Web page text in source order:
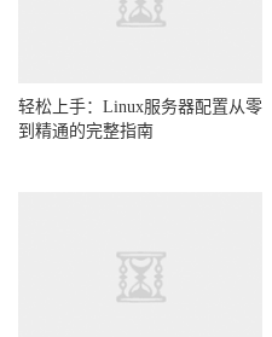
轻松上手：Linux服务器配置从零
到精通的完整指南